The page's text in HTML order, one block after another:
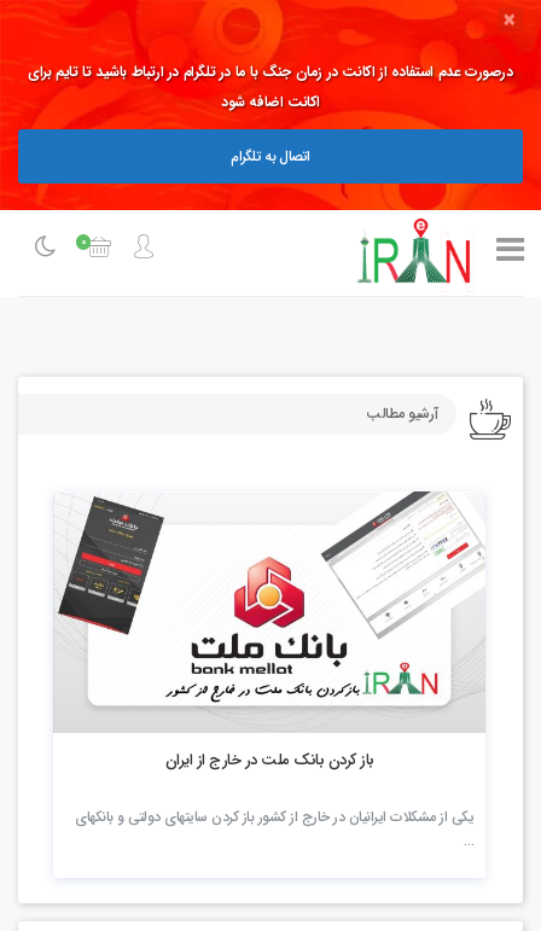
×
درصورت عدم استفاده از اکانت در زمان جنگ با ما در تلگرام در ارتباط باشید تا تایم برای
اکانت اضافه شود
اتصال به تلگرام
0
آرشیو مطالب
باز کردن بانک ملت در خارج از ایران
یکی از مشکلات ایرانیان در خارج از کشور باز کردن سایتهای دولتی و بانکهای
…